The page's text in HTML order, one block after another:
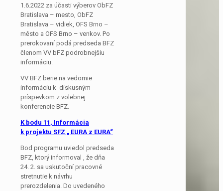
1.6.2022 za účasti výberov ObFZ
Bratislava – mesto, ObFZ
Bratislava – vidiek, OFS Brno –
město a OFS Brno – venkov. Po
prerokovaní podá predseda BFZ
členom VV bFZ podrobnejšiu
informáciu.
VV BFZ berie na vedomie
informáciu k diskusným
príspevkom z volebnej
konferencie BFZ.
K bodu 11, Informácia
k projektu SFZ „ EURA z EURA“
Bod programu uviedol predseda
BFZ, ktorý informoval , že dňa
24. 2. sa uskutoční pracovné
stretnutie k návrhu
prerozdelenia. Do uvedeného